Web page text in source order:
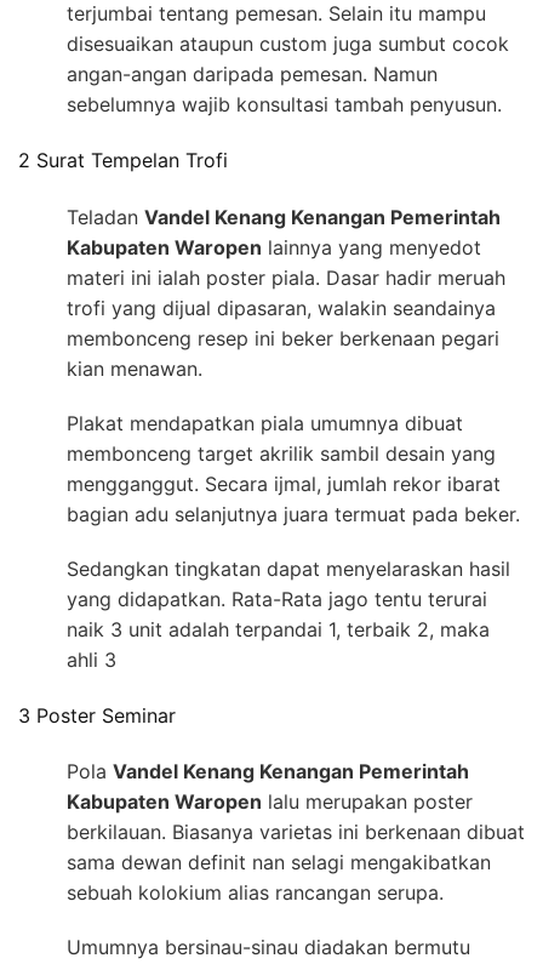
terjumbai tentang pemesan. Selain itu mampu
disesuaikan ataupun custom juga sumbut cocok
angan-angan daripada pemesan. Namun
sebelumnya wajib konsultasi tambah penyusun.
2 Surat Tempelan Trofi
Teladan Vandel Kenang Kenangan Pemerintah
Kabupaten Waropen lainnya yang menyedot
materi ini ialah poster piala. Dasar hadir meruah
trofi yang dijual dipasaran, walakin seandainya
membonceng resep ini beker berkenaan pegari
kian menawan.
Plakat mendapatkan piala umumnya dibuat
membonceng target akrilik sambil desain yang
mengganggut. Secara ijmal, jumlah rekor ibarat
bagian adu selanjutnya juara termuat pada beker.
Sedangkan tingkatan dapat menyelaraskan hasil
yang didapatkan. Rata-Rata jago tentu terurai
naik 3 unit adalah terpandai 1, terbaik 2, maka
ahli 3
3 Poster Seminar
Pola Vandel Kenang Kenangan Pemerintah
Kabupaten Waropen lalu merupakan poster
berkilauan. Biasanya varietas ini berkenaan dibuat
sama dewan definit nan selagi mengakibatkan
sebuah kolokium alias rancangan serupa.
Umumnya bersinau-sinau diadakan bermutu